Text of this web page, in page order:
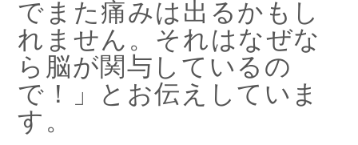
でまた痛みは出るかもし
れません。それはなぜな
ら脳が関与しているの
で！」とお伝えしていま
す。